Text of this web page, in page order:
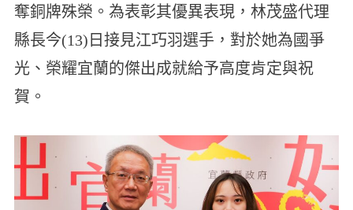
奪銅牌殊榮。為表彰其優異表現，林茂盛代理
縣長今(13)日接見江巧羽選手，對於她為國爭
光、榮耀宜蘭的傑出成就給予高度肯定與祝
賀。